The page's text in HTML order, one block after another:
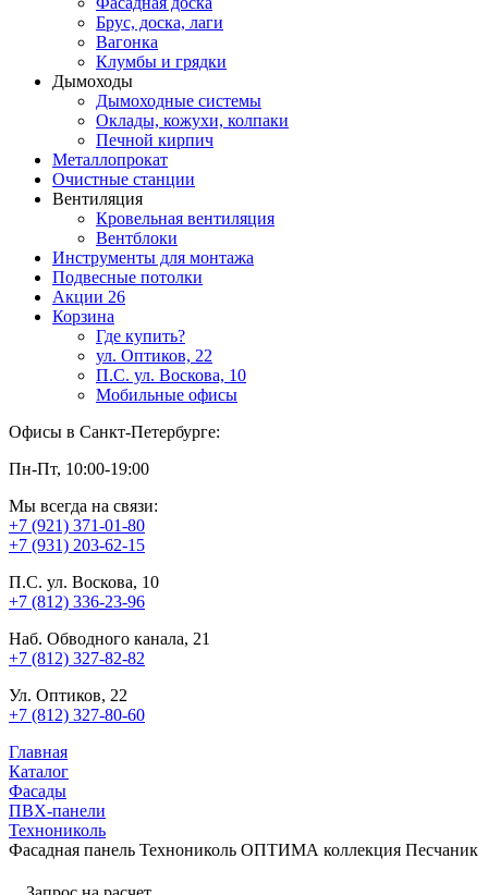
Брус, доска, лаги
Вагонка
Клумбы и грядки
Дымоходы
Дымоходные системы
Оклады, кожухи, колпаки
Печной кирпич
Металлопрокат
Очистные станции
Вентиляция
Кровельная вентиляция
Вентблоки
Инструменты для монтажа
Подвесные потолки
Акции 26
Корзина
Где купить?
ул. Оптиков, 22
П.С. ул. Воскова, 10
Мобильные офисы
Офисы в Санкт-Петербурге:
Пн-Пт, 10:00-19:00
Мы всегда на связи:
+7 (921) 371-01-80
+7 (931) 203-62-15
П.С. ул. Воскова, 10
+7 (812) 336-23-96
Наб. Обводного канала, 21
+7 (812) 327-82-82
Ул. Оптиков, 22
+7 (812) 327-80-60
Главная
Каталог
Фасады
ПВХ-панели
Технониколь
Фасадная панель Технониколь ОПТИМА коллекция Песчаник